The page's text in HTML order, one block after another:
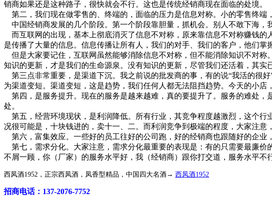
销商如果还是这种路子，很快就会不行。这也是传统经销商现在面临的处境。
第二，我们现在做零售的、终端的，面临的压力是信息对称。小的零售终端
中国经销商发展的几个阶段。第一个阶段靠胆量，抓机会。别人不敢下海，
而互联网的出现，基本上彻底消灭了信息不对称，原来靠信息不对称赚钱
是传播了大量的信息。信息传播让所有人，我们的对手、我们的客户，他们
但是大家要记住，互联网虽然能够消除信息不对称，但不能消除知识不对称
知识的更新，才是我们的生命源泉。没有知识的更新，尽管我们还活着，其实
第三点非常重要，是渠道下沉。我之前说的批发商的事，有的说“我活的很
为渠道变短。渠道变短，这是趋势，我们任何人都无法阻挡趋势。今天的小店
第四，是服务提升。现在的服务是越来越难，真的要提升了。服务的难处
处。
第五，经营环境现状，是利润降低。所有行业，其竞争程度越激烈，这个
况很可能是，十块钱进的，卖十一、二。而利润竞争到极端的程度，大家注意
第六，富集效应。一些好的员工往好的公司跑，好的经销商也跟随好的企业
第七，需求分化。大家注意，需求分化最重要的表现是：有的只需要最廉
不屑一顾，你（厂家）的服务水平好，我（经销商）跟你打交道，服务水平
西凤酒1952，正宗西凤酒，凤香型精品，中国四大名酒→ 西凤酒1952
招商电话：137-2076-7752